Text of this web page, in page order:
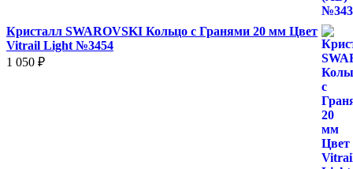
Кристалл SWAROVSKI Кольцо с Гранями 20 мм Цвет
Vitrail Light №3454
1 050 ₽